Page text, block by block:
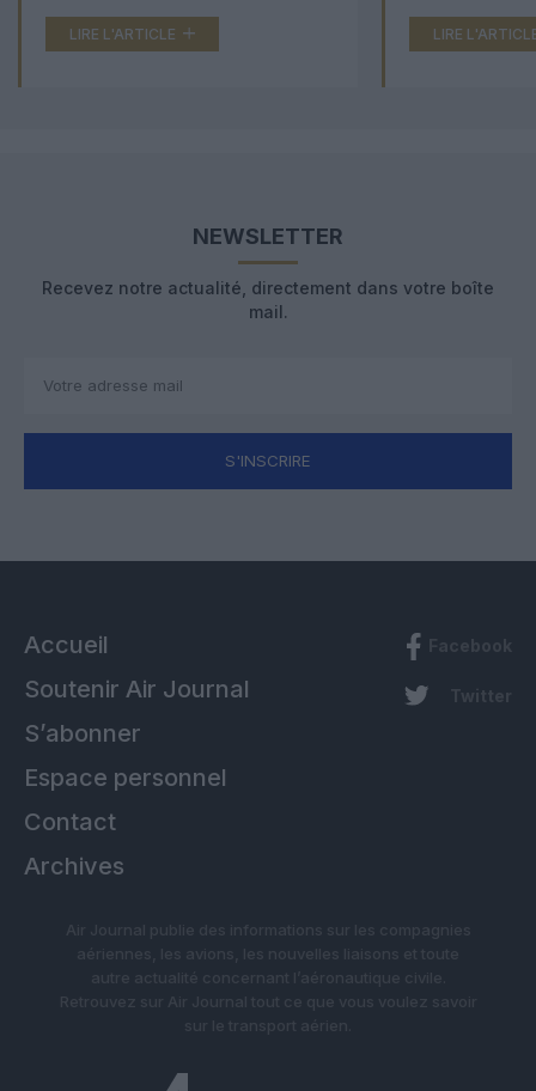
LIRE L'ARTICLE LIRE
NEWSLETTER
Recevez notre actualité, directement dans votre boîte
mail.
S'INSCRIRE
Accueil
Soutenir Air Journal
S’abonner
Espace personnel
Contact
Archives